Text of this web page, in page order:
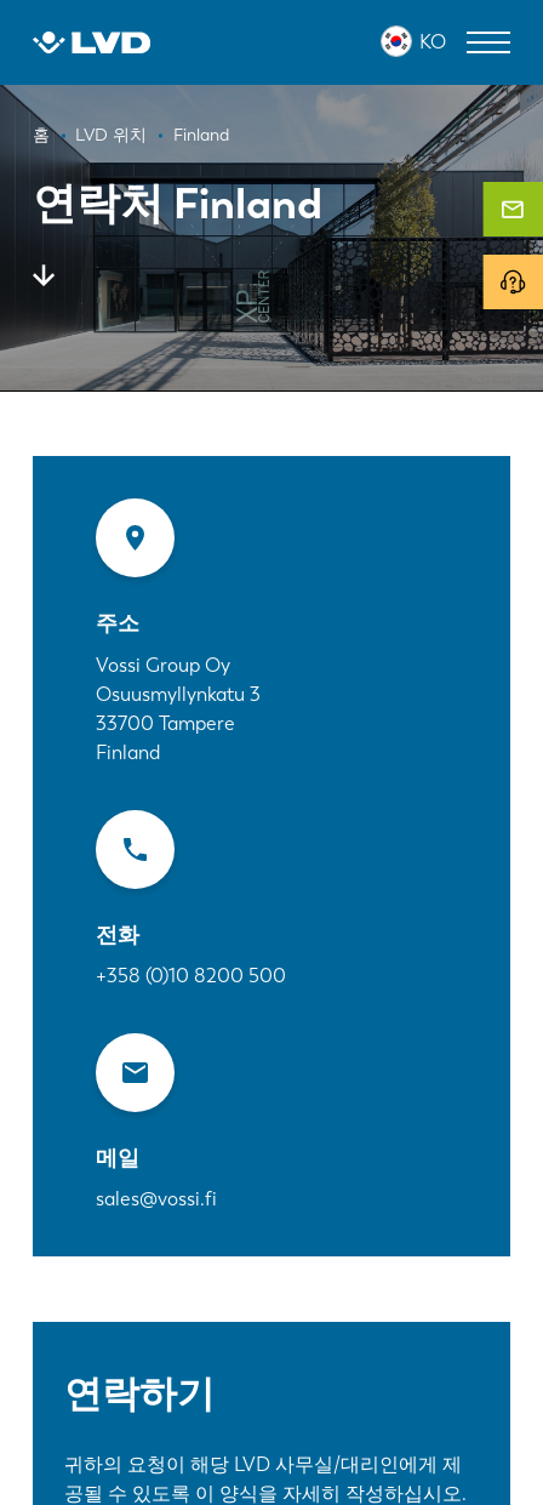
텐
KO
이
동
경
로
홈 LVD 위치 Finland
연락처 Finland
주소
Vossi Group Oy
Osuusmyllynkatu 3
33700 Tampere
Finland
전화
+358 (0)10 8200 500
메일
sales@vossi.fi
연락하기
귀하의 요청이 해당 LVD 사무실/대리인에게 제
공될 수 있도록 이 양식을 자세히 작성하십시오.
레이저 커팅 머신
프레스 브레이크
판넬 벤더
펀치 프레스
전단 기계
소프트웨어
LVD 정보
LVD를발견하다
고객 사례
리소스 센터
산업 및 솔루션
문의